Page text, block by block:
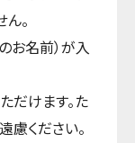
。
お名前）が入
だけます。た
ください。